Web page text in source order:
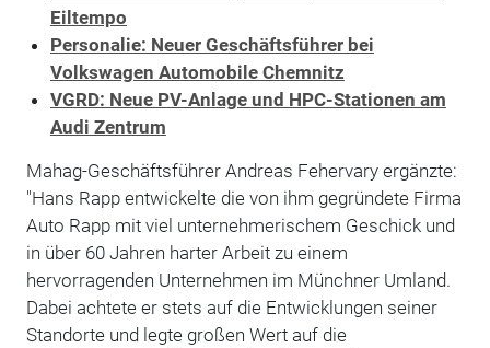
Eiltempo
Personalie: Neuer Geschäftsführer bei
Volkswagen Automobile Chemnitz
VGRD: Neue PV-Anlage und HPC-Stationen am
Audi Zentrum
Mahag-Geschäftsführer Andreas Fehervary ergänzte:
"Hans Rapp entwickelte die von ihm gegründete Firma
Auto Rapp mit viel unternehmerischem Geschick und
in über 60 Jahren harter Arbeit zu einem
hervorragenden Unternehmen im Münchner Umland.
Dabei achtete er stets auf die Entwicklungen seiner
Standorte und legte großen Wert auf die